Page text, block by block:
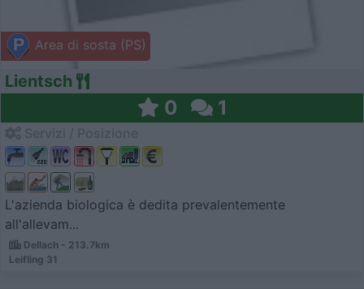
Area di sosta (PS)
Lientsch
0 1
L'azienda biologica è dedita prevalentemente
all'allevam...
Dellach - 213.7km
Leifling 31